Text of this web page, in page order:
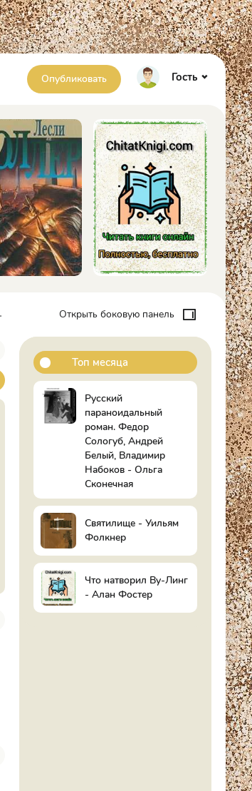
Опубликовать Гость
Открыть боковую панель
Топ месяца
Русский
параноидальный
роман. Федор
Сологуб, Андрей
Белый, Владимир
Набоков - Ольга
Сконечная
Святилище - Уильям
Фолкнер
Что натворил Ву-Линг
- Алан Фостер